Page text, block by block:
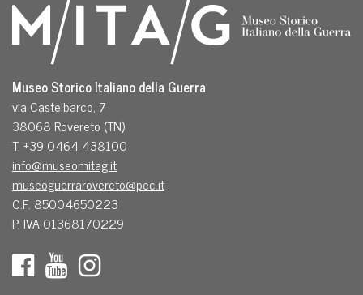
Museo Storico Italiano della Guerra
via Castelbarco, 7
38068 Rovereto (TN)
T. +39 0464 438100
info@museomitag.it
museoguerrarovereto@pec.it
C.F. 85004650223
P. IVA 01368170229